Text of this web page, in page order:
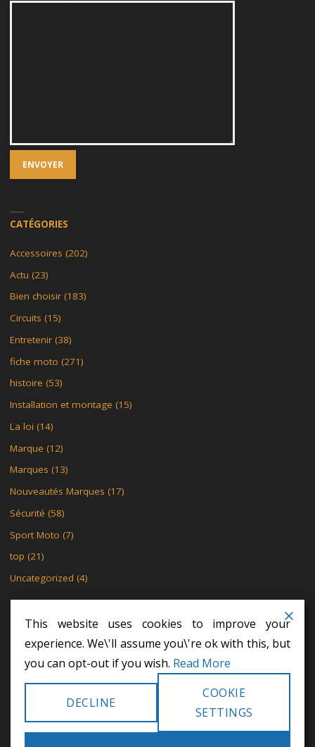
CATÉGORIES
Accessoires (202)
Actu (23)
Bien choisir(183)
Circuits (15)
Entretenir(38)
fiche moto (271)
histoire (53)
Installation et montage (15)
La loi (14)
Marque (12)
Marques (13)
Nouveautés Marques (17)
Sécurité (58)
Sport Moto (7)
top (21)
Uncategorized (4)
MENTIONS LÉGALES
POLITIQUE DE CONFIDENTIALITÉ
POLITIQUE DE CONFIDENTIALITÉ
©2024 Khodex - Le motard
POWERED BYSEPTERA
This website uses cookies to improve your
experience. We\'ll assume you\'re ok with this, but
you can opt-out if you wish. Read More
DECLINE
COOKIE
SETTINGS